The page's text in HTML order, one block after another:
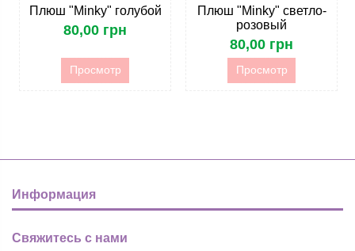
Плюш "Minky" голубой
80,00 грн
Просмотр
Плюш "Minky" светло-
розовый
80,00 грн
Просмотр
Информация
Свяжитесь с нами